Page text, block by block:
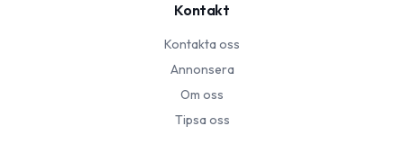
Kontakt
Kontakta oss
Annonsera
Om oss
Tipsa oss